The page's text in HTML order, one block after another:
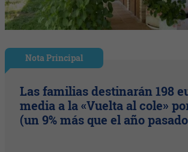
Nota Principal
Las familias destinarán 198
media a la «Vuelta al cole»
(un 9% más que el año